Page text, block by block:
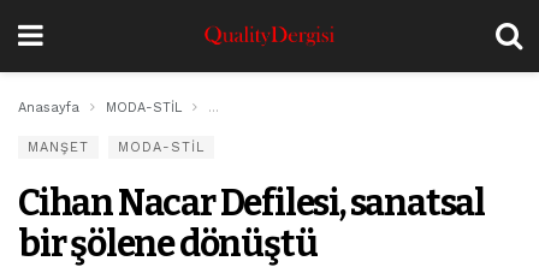
Anasayfa MODA-STİL Cihan Nacar Defilesi, sanatsal bir şölene
MANŞET MODA-STİL
Cihan Nacar Defilesi, sanatsal
bir şölene dönüştü